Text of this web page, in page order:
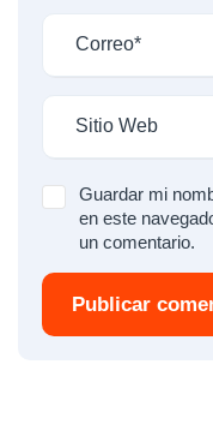
Guardar mi
en este
un comentario.
Publicar